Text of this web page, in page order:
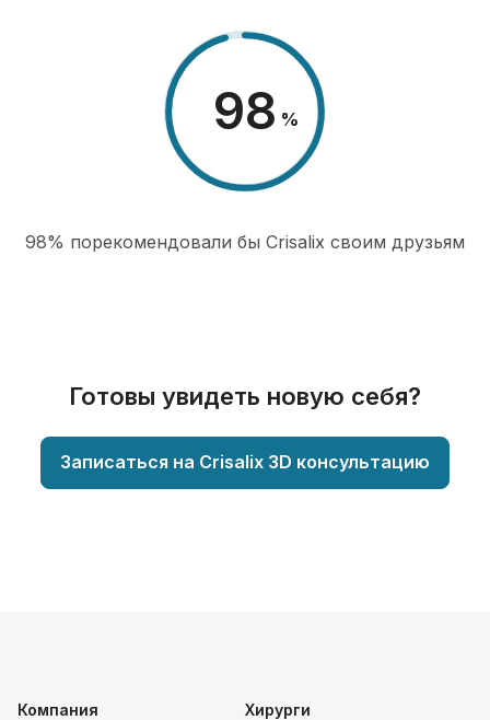
98 %
98% порекомендовали бы Сrisalix cвоим друзьям
Готовы увидеть новую себя?
Записаться на Crisalix 3D консультацию
Компания
Хирурги